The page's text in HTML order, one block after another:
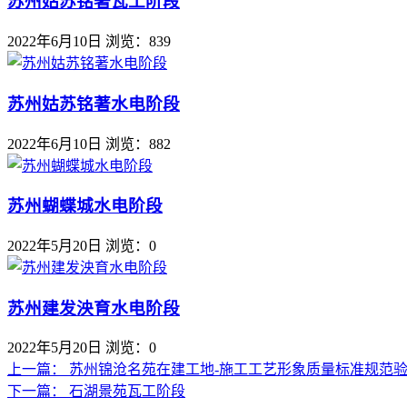
2022年6月10日 浏览：839
苏州姑苏铭著水电阶段
2022年6月10日 浏览：882
苏州蝴蝶城水电阶段
2022年5月20日 浏览：0
苏州建发泱育水电阶段
2022年5月20日 浏览：0
上一篇：
苏州锦沧名苑在建工地-施工工艺形象质量标准规范
下一篇：
石湖景苑瓦工阶段